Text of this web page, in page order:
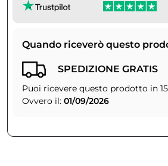
Quando riceverò questo
SPEDIZIONE GRATIS
Puoi ricevere questo prodotto in
Ovvero il: 01/09/2026